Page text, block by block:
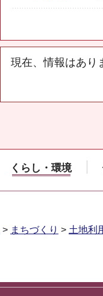
現在、情報はあり
くらし・環境
> まちづくり > 土地利